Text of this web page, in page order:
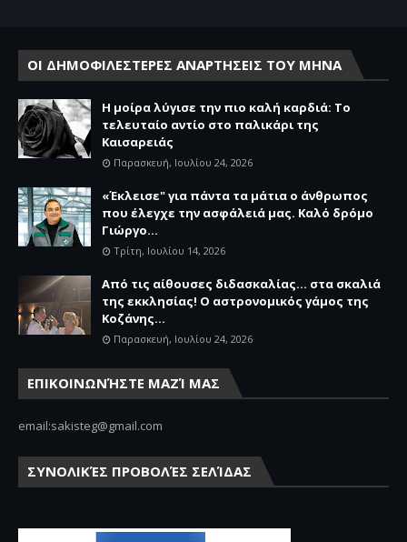
ΟΙ ΔΗΜΟΦΙΛΕΣΤΕΡΕΣ ΑΝΑΡΤΗΣΕΙΣ ΤΟΥ ΜΗΝΑ
Η μοίρα λύγισε την πιο καλή καρδιά: Το
τελευταίο αντίο στο παλικάρι της
Καισαρειάς
Παρασκευή, Ιουλίου 24, 2026
«Έκλεισε" για πάντα τα μάτια ο άνθρωπος
που έλεγχε την ασφάλειά μας. Καλό δρόμο
Γιώργο...
Τρίτη, Ιουλίου 14, 2026
Από τις αίθουσες διδασκαλίας… στα σκαλιά
της εκκλησίας! Ο αστρονομικός γάμος της
Κοζάνης...
Παρασκευή, Ιουλίου 24, 2026
ΕΠΙΚΟΙΝΩΝΉΣΤΕ ΜΑΖΊ ΜΑΣ
email:sakisteg@gmail.com
ΣΥΝΟΛΙΚΈΣ ΠΡΟΒΟΛΈΣ ΣΕΛΊΔΑΣ